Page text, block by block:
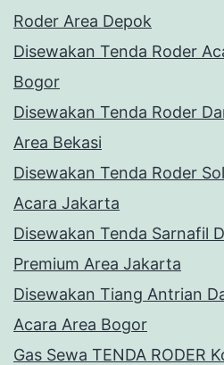
Roder Area Depok
Disewakan Tenda Roder
Bogor
Disewakan Tenda Roder
Area Bekasi
Disewakan Tenda Roder
Acara Jakarta
Disewakan Tenda Sarnafil
Premium Area Jakarta
Disewakan Tiang Antrian
Acara Area Bogor
Gas Sewa TENDA RODER